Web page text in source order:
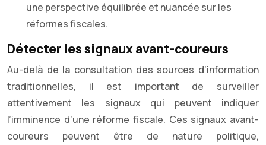
une perspective équilibrée et nuancée sur les
réformes fiscales.
Détecter les signaux avant-coureurs
Au-delà de la consultation des sources d’information
traditionnelles, il est important de surveiller
attentivement les signaux qui peuvent indiquer
l’imminence d’une réforme fiscale. Ces signaux avant-
coureurs peuvent être de nature politique,